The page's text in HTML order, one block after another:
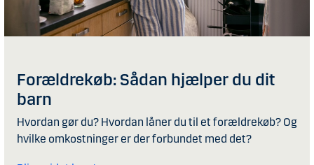
Forældrekøb: Sådan hjælper du dit
barn
Hvordan gør du? Hvordan låner du til et forældrekøb? Og
hvilke omkostninger er der forbundet med det?